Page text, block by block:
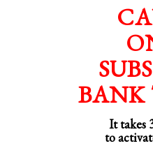
BANK
It takes
to